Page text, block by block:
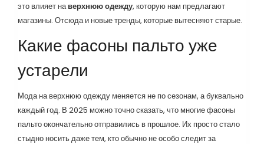
это влияет наверхнюю одежду, которую нам предлагают
магазины. Отсюда и новые тренды, которые вытесняют старые.
Какие фасоны пальто уже
устарели
Мода на верхнюю одежду меняется не по сезонам, а буквально
каждый год. В 2025 можно точно сказать, что многие фасоны
пальто окончательно отправились в прошлое. Их просто стало
стыдно носить даже тем, кто обычно не особо следит за